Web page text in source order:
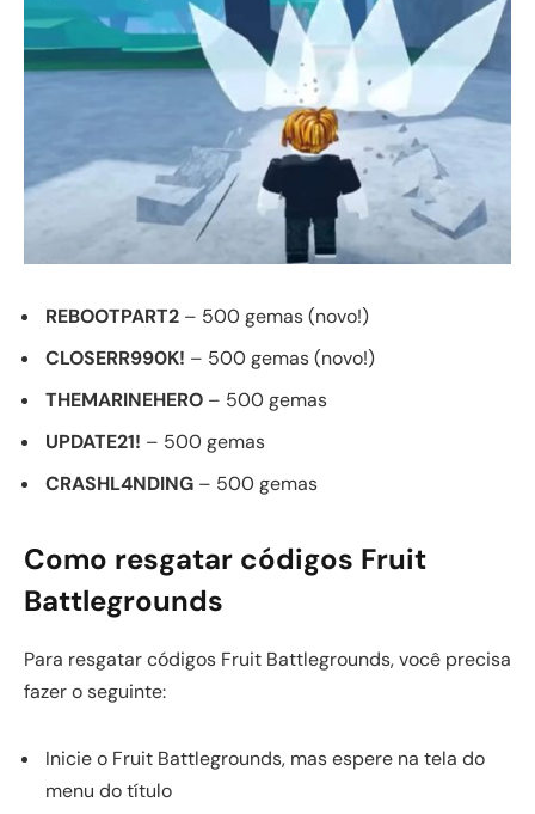
REBOOTPART2 – 500 gemas (novo!)
CLOSERR990K! – 500 gemas (novo!)
THEMARINEHERO – 500 gemas
UPDATE21! – 500 gemas
CRASHL4NDING – 500 gemas
Como resgatar códigos Fruit
Battlegrounds
Para resgatar códigos Fruit Battlegrounds, você precisa
fazer o seguinte:
Inicie o Fruit Battlegrounds, mas espere na tela do
menu do título